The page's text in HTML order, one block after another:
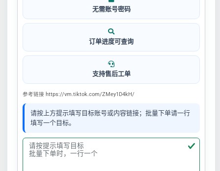
无需账号密码
订单进度可查询
支持售后工单
参考链接 https://vm.tiktok.com/ZMey1D4kH/
请按上方提示填写目标账号或内容链接；批量下单请一行
填写一个目标。